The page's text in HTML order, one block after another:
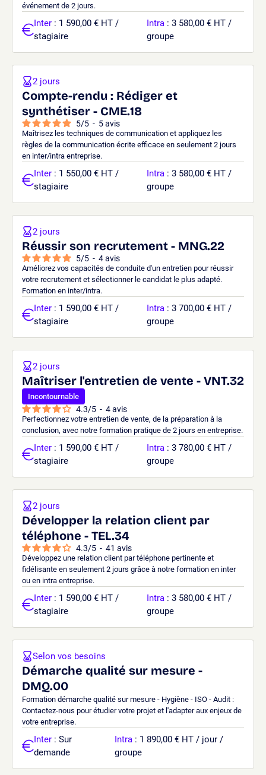
événement de 2 jours.
Inter : 1 590,00 € HT /
stagiaire
Intra : 3 580,00 € HT /
groupe
Compte-rendu : Rédiger et
synthétiser - CME.18
5/5 - 5avis
Maîtrisez les techniques de communication et appliquez les
règles de la communication écrite efficace en seulement 2 jours
en inter/intra entreprise.
2 jours
Inter : 1 550,00 € HT /
stagiaire
Intra : 3 580,00 € HT /
groupe
Réussir son recrutement - MNG.22
5/5 - 4avis
Améliorez vos capacités de conduite d'un entretien pour réussir
votre recrutement et sélectionner le candidat le plus adapté.
Formation en inter/intra.
2 jours
Inter : 1 590,00 € HT /
stagiaire
Intra : 3 700,00 € HT /
groupe
Maîtriser l'entretien de vente - VNT.32
Incontournable
4.3/5 - 4avis
Perfectionnez votre entretien de vente, de la préparation à la
conclusion, avec notre formation pratique de 2 jours en entreprise.
2 jours
Inter : 1 590,00 € HT /
stagiaire
Intra : 3 780,00 € HT /
groupe
Développer la relation client par
téléphone - TEL.34
4.3/5 - 41 avis
Développez une relation client par téléphone pertinente et
fidélisante en seulement 2 jours grâce à notre formation en inter
ou en intra entreprise.
2 jours
Inter : 1 590,00 € HT /
stagiaire
Intra : 3 580,00 € HT /
groupe
Démarche qualité sur mesure -
DMQ.00
Formation démarche qualité sur mesure - Hygiène - ISO - Audit :
Contactez-nous pour étudier votre projet et l'adapter aux enjeux de
votre entreprise.
Selon vos besoins
Inter : Sur
demande
Intra : 1 890,00 € HT / jour /
groupe